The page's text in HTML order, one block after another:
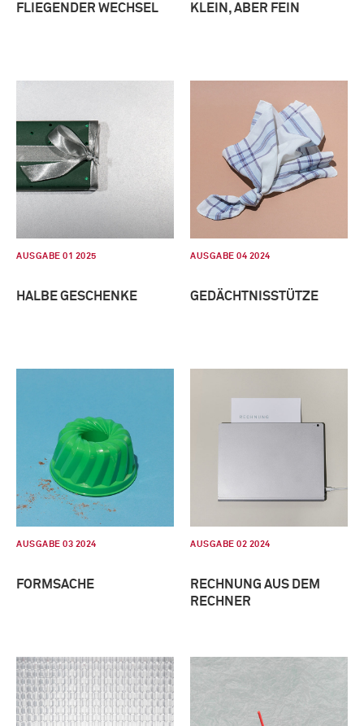
FLIEGENDER WECHSEL KLEIN, ABER FEIN
AUSGABE 01 2025
HALBE GESCHENKE
AUSGABE 04 2024
GEDÄCHTNISSTÜTZE
AUSGABE 03 2024
FORMSACHE
AUSGABE 02 2024
RECHNUNG AUS DEM
RECHNER